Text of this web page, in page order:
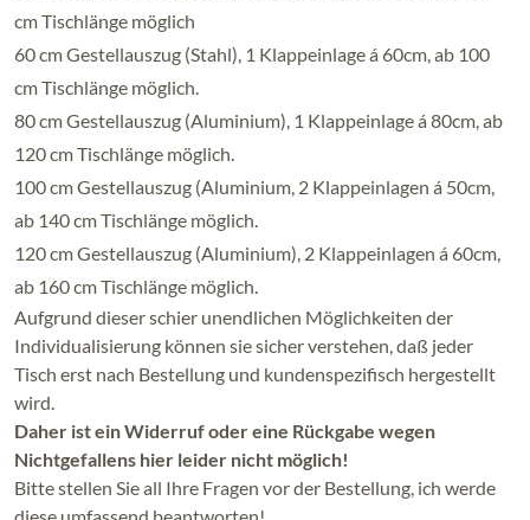
cm Tischlänge möglich
60 cm Gestellauszug (Stahl), 1 Klappeinlage á 60cm, ab 100
cm Tischlänge möglich.
80 cm Gestellauszug (Aluminium), 1 Klappeinlage á 80cm, ab
120 cm Tischlänge möglich.
100 cm Gestellauszug (Aluminium, 2 Klappeinlagen á 50cm,
ab 140 cm Tischlänge möglich.
120 cm Gestellauszug (Aluminium), 2 Klappeinlagen á 60cm,
ab 160 cm Tischlänge möglich.
Aufgrund dieser schier unendlichen Möglichkeiten der
Individualisierung können sie sicher verstehen, daß jeder
Tisch erst nach Bestellung und kundenspezifisch hergestellt
wird.
Daher ist ein Widerruf oder eine Rückgabe wegen
Nichtgefallens hier leider nicht möglich!
Bitte stellen Sie all Ihre Fragen vor der Bestellung, ich werde